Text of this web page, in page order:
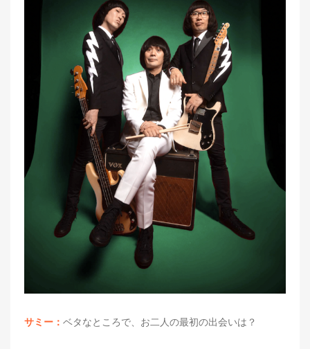
サミー： ベタなところで、お二人の最初の出会いは？